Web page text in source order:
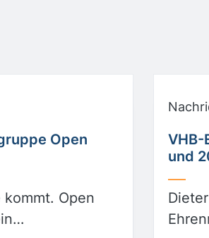
Open
Open
VHB-
und